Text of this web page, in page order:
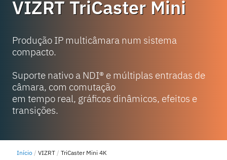
VIZRT TriCaster Mini
Produção IP multicâmara num sistema
compacto.
Suporte nativo a NDI® e múltiplas entradas de
câmara, com comutação
em tempo real, gráficos dinâmicos, efeitos e
transições.
Início VIZRT TriCaster Mini 4K